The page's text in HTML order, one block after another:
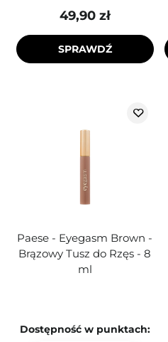
49,90 zł
SPRAWDŹ
Paese - Eyegasm Brown -
Brązowy Tusz do Rzęs - 8
ml
Dostępność w punktach: